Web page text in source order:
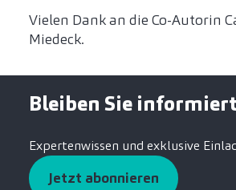
Vielen Dank an die Co-Autorin
Miedeck.
Bleiben Sie informiert
Expertenwissen und exklusive
Jetzt abonnieren